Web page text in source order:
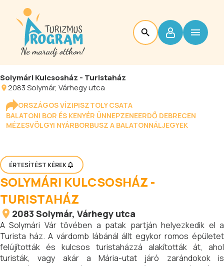
Solymári Kulcsosház - Turistaház
2083Solymár, Várhegy utca
ORSZÁGOS VÍZIPISZTOLY CSATA
BALATONI BOR ÉS KENYÉR ÜNNEPZENEERDŐ DEBRECEN
MÉZESVÖLGYI NYÁRBORBUSZ A BALATONNÁLJEGYEK
ÉRTESÍTÉST KÉREK
SOLYMÁRI KULCSOSHÁZ -
TURISTAHÁZ
2083 Solymár, Várhegy utca
A Solymári Vár tövében a patak partján helyezkedik el a
Turista ház. A várdomb lábánál állt egykor romos épületet
felújították és kulcsos turistaházzá alakították át, ahol
turisták, vagy akár a Mária-utat járó zarándokok is